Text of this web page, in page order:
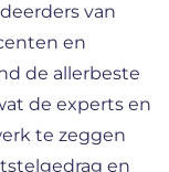
van
en
de allerbeste
de experts en
te zeggen
en